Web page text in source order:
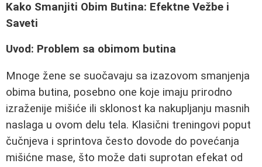
Kako Smanjiti Obim Butina: Efektne Vežbe i
Saveti
Uvod: Problem sa obimom butina
Mnoge žene se suočavaju sa izazovom smanjenja
obima butina, posebno one koje imaju prirodno
izraženije mišiće ili sklonost ka nakupljanju masnih
naslaga u ovom delu tela. Klasični treningovi poput
čučnjeva i sprintova često dovode do povećanja
mišićne mase, što može dati suprotan efekat od